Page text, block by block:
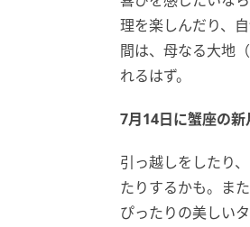
理を楽しんだり、
間は、母なる大地
れるはず。
7月14日に蟹座の
引っ越しをしたり
たりするかも。ま
ぴったりの美しい